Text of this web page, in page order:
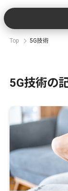
Top 5G技術
5G技術の